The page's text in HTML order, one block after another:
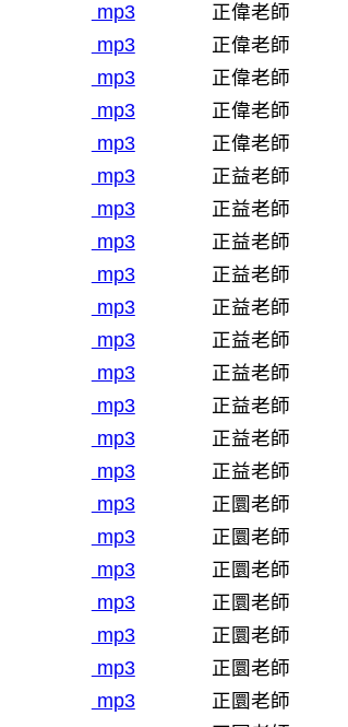
mp3
正偉老師
mp3
正偉老師
mp3
正偉老師
mp3
正偉老師
mp3
正偉老師
mp3
正益老師
mp3
正益老師
mp3
正益老師
mp3
正益老師
mp3
正益老師
mp3
正益老師
mp3
正益老師
mp3
正益老師
mp3
正益老師
mp3
正益老師
mp3
正圜老師
mp3
正圜老師
mp3
正圜老師
mp3
正圜老師
mp3
正圜老師
mp3
正圜老師
mp3
正圜老師